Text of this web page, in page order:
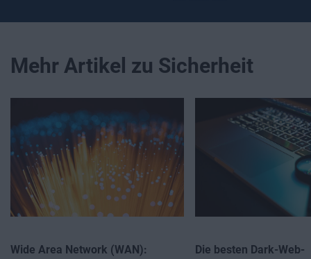
Mehr Artikel zu Sicherheit
Wide Area Network (WAN):
Die besten Dark-Web-